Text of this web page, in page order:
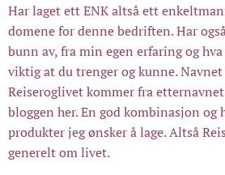
Har laget ett ENK altså ett
domene for denne bedriften. Har
bunn av, fra min egen erfaring og
viktig at du trenger og kunne.
Reiseroglivet kommer fra
bloggen her. En god kombinasjon og
produkter jeg ønsker å lage. Altså
generelt om livet.